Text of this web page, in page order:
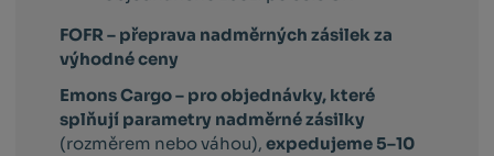
FOFR – přeprava nadměrných zásilek za
výhodné ceny
Emons Cargo – pro objednávky, které
splňují parametry nadměrné zásilky
(rozměrem nebo váhou),expedujeme 5–10